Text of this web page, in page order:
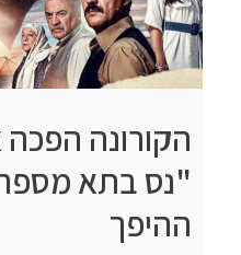
הקורונה הפכה
ההיפך